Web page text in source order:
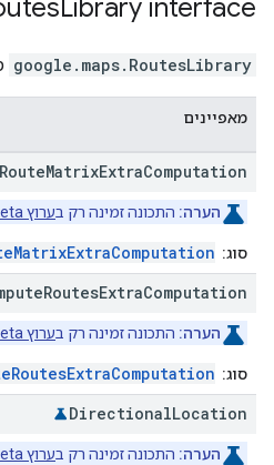
Library interface
google.maps. RoutesLibrary
מאפיינים
RouteMatrixExtraComputation
הערה: התכונה זמינה רק בערוץ v=beta
סוג:
RoutesExtraComputation
הערה: התכונה זמינה רק בערוץ v=beta
סוג:
DirectionalLocation
הערה: התכונה זמינה רק בערוץ v=beta